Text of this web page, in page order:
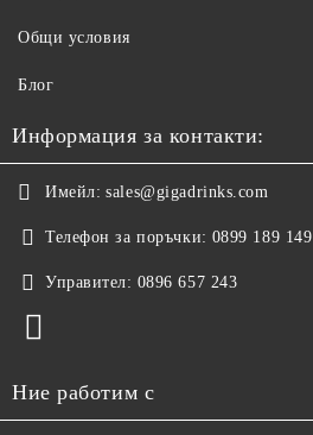
Общи условия
Блог
Информация за контакти:
Имейл: sales@gigadrinks.com
Телефон за поръчки: 0899 189 149
Управител: 0896 657 243
Ние работим с